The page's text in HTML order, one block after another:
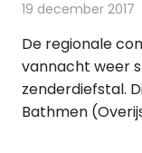
19 december 2017
De regionale
vannacht weer
zenderdiefstal.
Bathmen